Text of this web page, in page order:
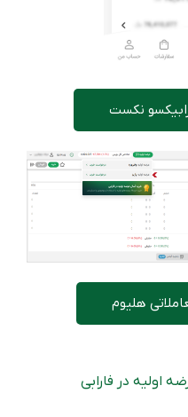
نکست
هلیوم
اولیه در فارابی